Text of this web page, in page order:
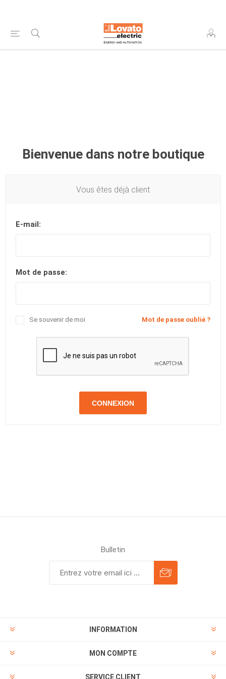
Bienvenue dans notre boutique
Vous êtes déjà client
E-mail:
Mot de passe:
Mot de passe oublié ?
Se souvenir de moi
CONNEXION
Bulletin
INFORMATION
MON COMPTE
SERVICE CLIENT